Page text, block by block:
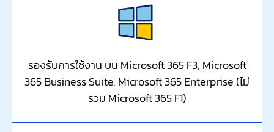
รองรับการใช้งาน บน Microsoft 365 F3, Microsoft
365 Business Suite, Microsoft 365 Enterprise (ไม่
รวม Microsoft 365 F1)